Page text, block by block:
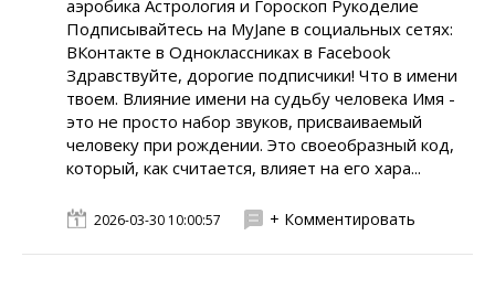
аэробика Астрология и Гороскоп Рукоделие
Подписывайтесь на MyJane в социальных сетях:
ВКонтакте в Одноклассниках в Facebook
Здравствуйте, дорогие подписчики! Что в имени
твоем. Влияние имени на судьбу человека Имя -
это не просто набор звуков, присваиваемый
человеку при рождении. Это своеобразный код,
который, как считается, влияет на его хара...
2026-03-30 10:00:57 + Комментировать